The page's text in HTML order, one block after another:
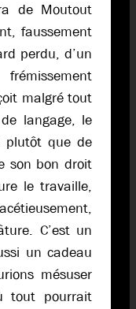
de Moutout
faussement
perdu, d’un
malgré tout
langage, le
plutôt que de
son bon droit
le travaille,
C’est un
un cadeau
mésuser
tout pourrait